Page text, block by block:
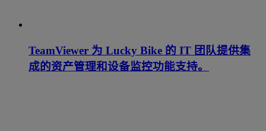
TeamViewer 为 Lucky Bike 的 IT 团队提供集
成的资产管理和设备监控功能支持。